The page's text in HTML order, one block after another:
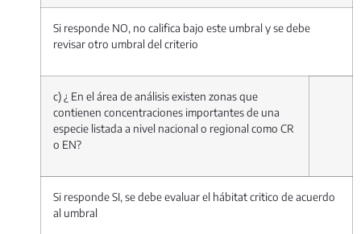
Si responde NO, no califica bajo este umbral y se debe
revisar otro umbral del criterio
c) ¿ En el área de análisis existen zonas que
contienen concentraciones importantes de una
especie listada a nivel nacional o regional como CR
o EN?
Si responde SI, se debe evaluar el hábitat critico de acuerdo
al umbral